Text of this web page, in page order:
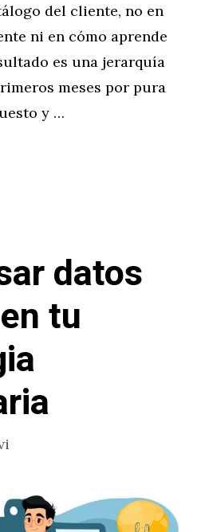
del cliente, no en
ni en cómo aprende
es una jerarquía
meses por pura
y …
datos
tu